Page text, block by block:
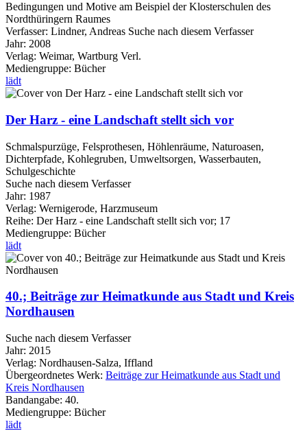
Bedingungen und Motive am Beispiel der Klosterschulen des
Nordthüringern Raumes
Verfasser: Lindner, Andreas Suche nach diesem Verfasser
Jahr: 2008
Verlag: Weimar, Wartburg Verl.
Mediengruppe: Bücher
lädt
Der Harz - eine Landschaft stellt sich vor
Schmalspurzüge, Felsprothesen, Höhlenräume, Naturoasen,
Dichterpfade, Kohlegruben, Umweltsorgen, Wasserbauten,
Schulgeschichte
Suche nach diesem Verfasser
Jahr: 1987
Verlag: Wernigerode, Harzmuseum
Reihe: Der Harz - eine Landschaft stellt sich vor; 17
Mediengruppe: Bücher
lädt
40.; Beiträge zur Heimatkunde aus Stadt und Kreis
Nordhausen
Suche nach diesem Verfasser
Jahr: 2015
Verlag: Nordhausen-Salza, Iffland
Übergeordnetes Werk: Beiträge zur Heimatkunde aus Stadt und
Kreis Nordhausen
Bandangabe: 40.
Mediengruppe: Bücher
lädt